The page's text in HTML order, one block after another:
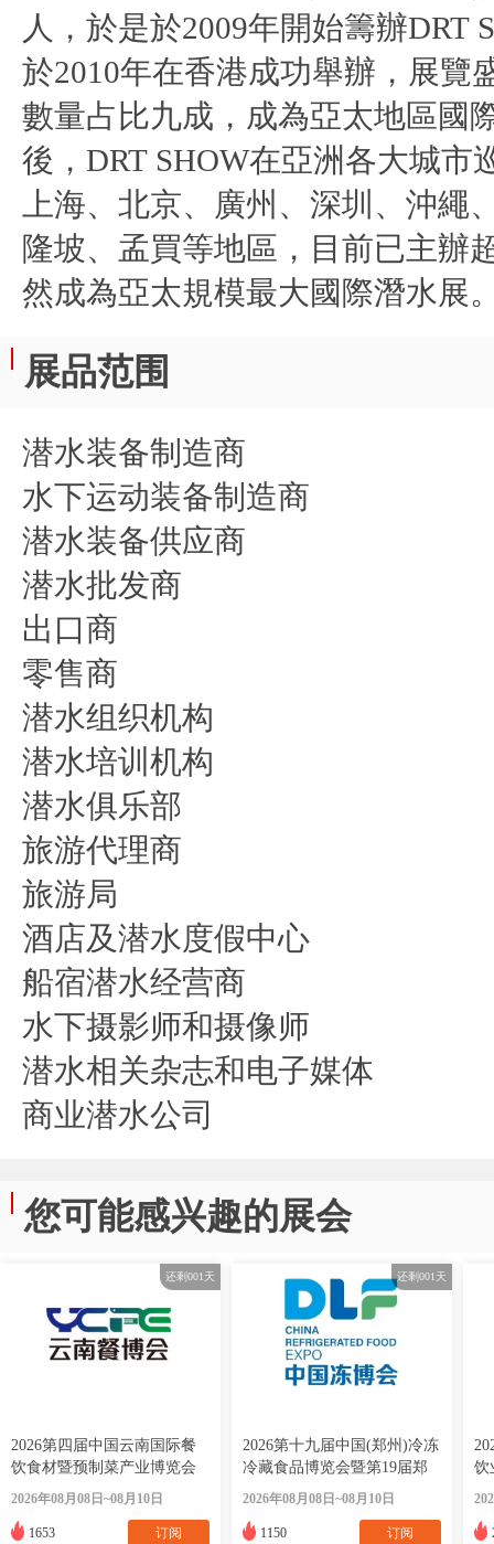
人，於是於2009年開始籌辦DRT
於2010年在香港成功舉辦，展覽
數量占比九成，成為亞太地區國
後，DRT SHOW在亞洲各大城市
上海、北京、廣州、深圳、沖繩
隆坡、孟買等地區，目前已主辦
然成為亞太規模最大國際潛水展
展品范围
潜水装备制造商
水下运动装备制造商
潜水装备供应商
潜水批发商
出口商
零售商
潜水组织机构
潜水培训机构
潜水俱乐部
旅游代理商
旅游局
酒店及潜水度假中心
船宿潜水经营商
水下摄影师和摄像师
潜水相关杂志和电子媒体
商业潜水公司
您可能感兴趣的展会
还剩001 天
2026第四届中国云南国际餐
饮食材暨预制菜产业博览会
2026年08月08日~08月10日
1653 订阅
还剩001 天
2026第十九届中国(郑州)冷冻
冷藏食品博览会暨第19届郑
州食品加工及包装设备/冷链
2026年08月08日~08月10日
1150 订阅
饮